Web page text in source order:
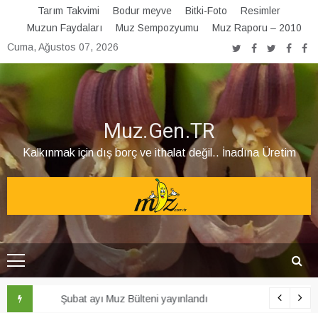
content
Tarım Takvimi Bodur meyve Bitki-Foto
Resimler
Muzun Faydaları
Muz Sempozyumu
Muz Raporu – 2010
Cuma, Ağustos 07, 2026
Muz.Gen.TR
Kalkınmak için dış borç ve ithalat değil.. İnadına Üretim
Şubat ayı Muz Bülteni yayınlandı